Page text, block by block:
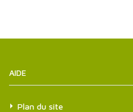
AIDE
Plan du site